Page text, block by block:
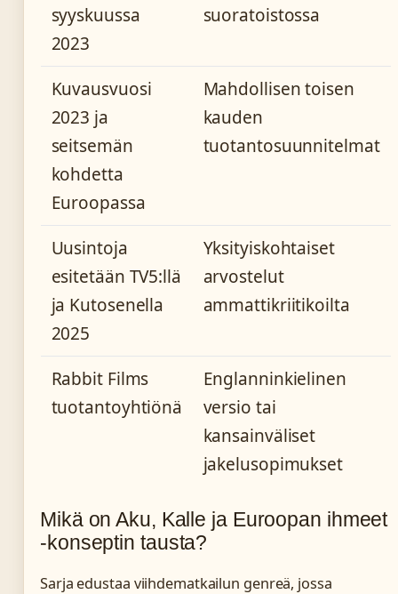
syyskuussa
2023
suoratoistossa
Kuvausvuosi
2023 ja
seitsemän
kohdetta
Euroopassa
Mahdollisen toisen
kauden
tuotantosuunnitelmat
Uusintoja
esitetään TV5:llä
ja Kutosenella
2025
Yksityiskohtaiset
arvostelut
ammattikriitikoilta
Rabbit Films
tuotantoyhtiönä
Englanninkielinen
versio tai
kansainväliset
jakelusopimukset
Mikä on Aku, Kalle ja Euroopan ihmeet
-konseptin tausta?
Sarja edustaa viihdematkailun genreä, jossa